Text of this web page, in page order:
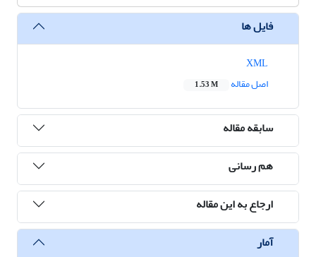
فایل ها
اصل مقاله
1.53 M
سابقه مقاله
هم رسانی
ارجاع به این مقاله
آمار